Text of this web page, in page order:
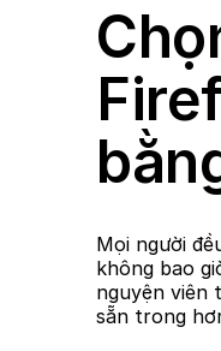
Mọi người
không bao
nguyện viên
sẵn trong